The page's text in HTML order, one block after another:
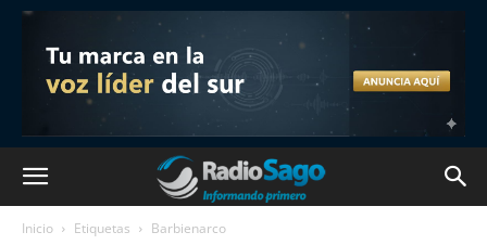
Inicio Etiquetas Barbienarco